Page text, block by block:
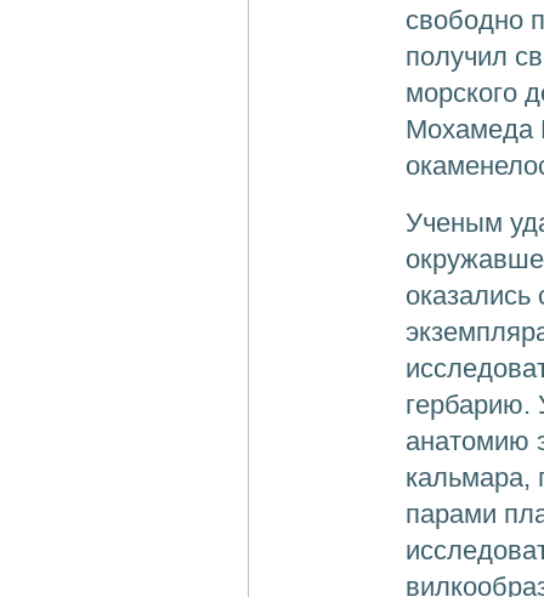
свободно
получил
морского
Мохамеда
Ученым
оказались
гербарию.
анатомию
кальмара,
парами